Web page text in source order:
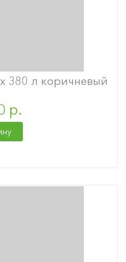
380 л коричневый
р.